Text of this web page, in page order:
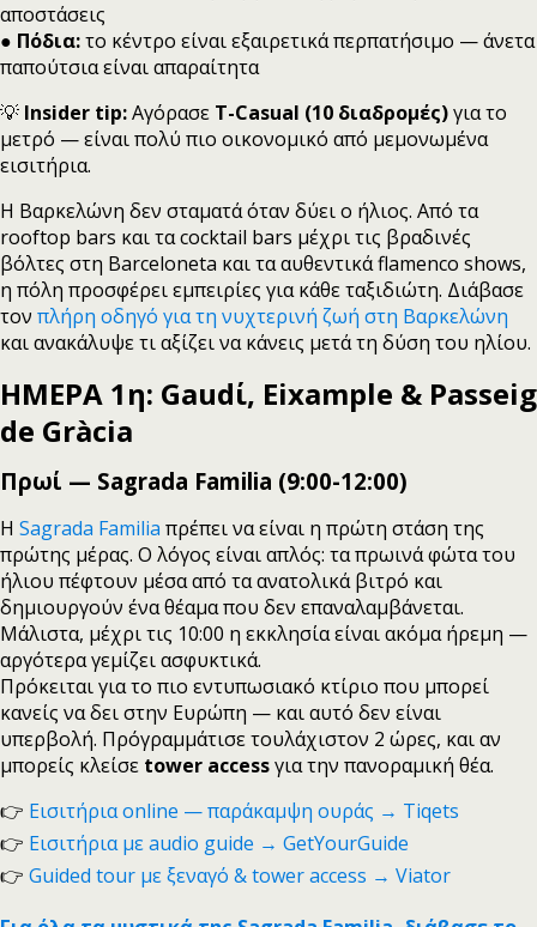
αποστάσεις
● Πόδια:το κέντρο είναι εξαιρετικά περπατήσιμο — άνετα
παπούτσια είναι απαραίτητα
💡 Insider tip:Αγόρασε T-Casual (10 διαδρομές)για το
μετρό — είναι πολύ πιο οικονομικό από μεμονωμένα
εισιτήρια.
Η Βαρκελώνη δεν σταματά όταν δύει ο ήλιος. Από τα
rooftop bars και τα cocktail bars μέχρι τις βραδινές
βόλτες στη Barceloneta και τα αυθεντικά flamenco shows,
η πόλη προσφέρει εμπειρίες για κάθε ταξιδιώτη. Διάβασε
τον πλήρη οδηγό για τη νυχτερινή ζωή στη Βαρκελώνη
και ανακάλυψε τι αξίζει να κάνεις μετά τη δύση του ηλίου.
ΗΜΕΡΑ 1η: Gaudί, Eixample & Passeig
de Gràcia
Πρωί — Sagrada Familia (9:00-12:00)
Η Sagrada Familia πρέπει να είναι η πρώτη στάση της
πρώτης μέρας. Ο λόγος είναι απλός: τα πρωινά φώτα του
ήλιου πέφτουν μέσα από τα ανατολικά βιτρό και
δημιουργούν ένα θέαμα που δεν επαναλαμβάνεται.
Μάλιστα, μέχρι τις 10:00 η εκκλησία είναι ακόμα ήρεμη —
αργότερα γεμίζει ασφυκτικά.
Πρόκειται για το πιο εντυπωσιακό κτίριο που μπορεί
κανείς να δει στην Ευρώπη — και αυτό δεν είναι
υπερβολή. Πρόγραμμάτισε τουλάχιστον 2 ώρες, και αν
μπορείς κλείσε tower accessγια την πανοραμική θέα.
👉 Εισιτήρια online — παράκαμψη ουράς → Tiqets
👉 Εισιτήρια με audio guide → GetYourGuide
👉 Guided tour με ξεναγό & tower access → Viator